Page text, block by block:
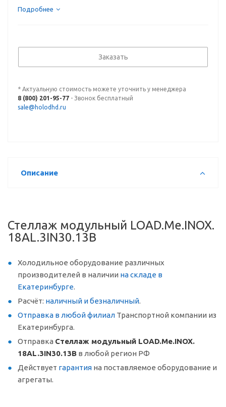
Подробнее
Заказать
* Актуальную стоимость можете уточнить у менеджера
8 (800) 201-95-77 - Звонок бесплатный
sale@holodhd.ru
Описание
Стеллаж модульный LOAD.Me.INOX.
18AL.3IN30.13B
Холодильное оборудование различных
производителей в наличии на складе в
Екатеринбурге.
Расчёт: наличный и безналичный.
Отправка в любой филиал Транспортной компании из
Екатеринбурга.
Отправка Стеллаж модульный LOAD.Me.INOX.
18AL.3IN30.13B в любой регион РФ
Действует гарантия на поставляемое оборудование и
агрегаты.